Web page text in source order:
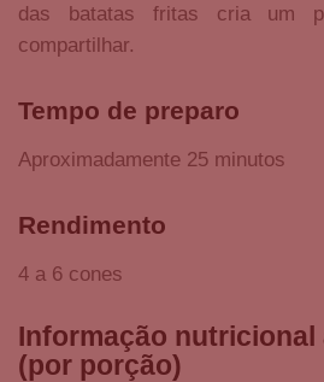
das batatas fritas cria um
compartilhar.
Tempo de preparo
Aproximadamente 25 minutos
Rendimento
4 a 6 cones
Informação nutricional
(por porção)